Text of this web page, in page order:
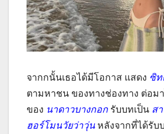
จากกนั้นเธอได้มีโอกาส แสดง ซิ
ตามหาชน ของทางช่องทาง ต่อม
ของ นาดาวบางกอก รับบทเป็น ส
ฮอร์โมนวัยว่าวุ่น หลังจากที่ได้รับ